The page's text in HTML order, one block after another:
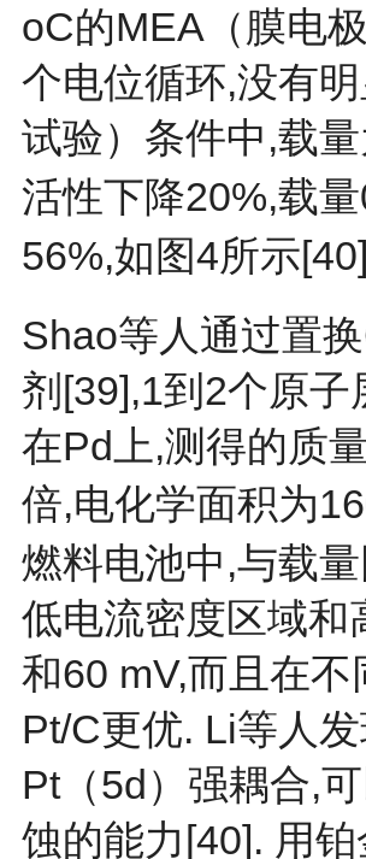
οC的MEA（膜电
个电位循环,没有
试验）条件中,载
活性下降20%,载
56%,如 图4所示[40
Shao等人通过置
剂[39],1到2个原子
在Pd上,测得的质
倍,电化学面积为
燃料电池中,与载
低电流密度区域和
和60 mV,而且在
Pt/C更优. Li等人
Pt（5d）强耦合,
蚀的能力[40]. 用